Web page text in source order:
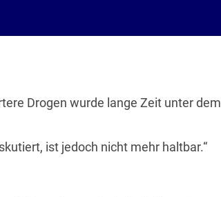
Drogen wurde lange Zeit unter dem
ist jedoch nicht mehr haltbar.“